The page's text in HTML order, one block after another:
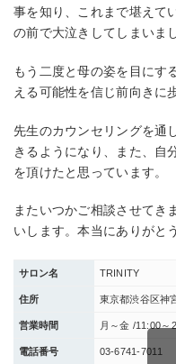
事を知り、これまで堪えて
の前で大泣きしてしまいま
もう二度と母の姿を目にす
える可能性を信じ前向きに
先生のカウンセリングを通
きるようになり、また、自
を頂けたと思っています。
またいつかご相談させてき
いします。本当にありがと
サロン名 TRINITY
住所 東京都渋谷区神
営業時間 月～金 /11:00～
電話番号 03-6741-7011